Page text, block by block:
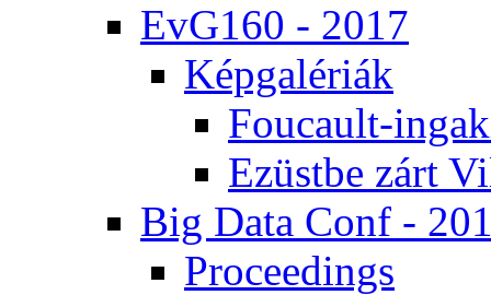
EvG160 - 2017
Kép­ga­lé­ri­ák
Fo­u­ca­ult-
Ezüst­be zárt
Big Da­ta Conf -
Pro­ce­e­dings